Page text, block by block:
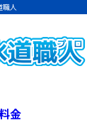
職人
金